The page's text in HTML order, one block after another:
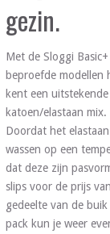
gezin.
Met de Sloggi
beproefde modellen
kent een
katoen/elastaan
Doordat het
wassen op een
dat deze zijn
slips voor de prijs
gedeelte van de
pack kun je weer